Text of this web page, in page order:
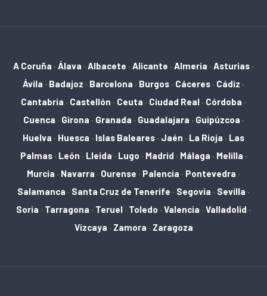
A Coruña · Álava · Albacete · Alicante · Almería · Asturias ·
Ávila · Badajoz · Barcelona · Burgos · Cáceres · Cádiz ·
Cantabria · Castellón · Ceuta · Ciudad Real · Córdoba ·
Cuenca · Girona · Granada · Guadalajara · Guipúzcoa ·
Huelva · Huesca · Islas Baleares · Jaén · La Rioja · Las
Palmas· León · Lleida · Lugo · Madrid · Málaga · Melilla ·
Murcia · Navarra · Ourense · Palencia · Pontevedra ·
Salamanca · Santa Cruz de Tenerife · Segovia · Sevilla ·
Soria · Tarragona · Teruel · Toledo · Valencia · Valladolid ·
Vizcaya · Zamora · Zaragoza